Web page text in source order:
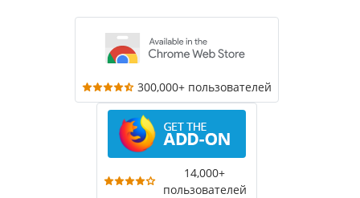
300,000+ пользователей
14,000+
пользователей